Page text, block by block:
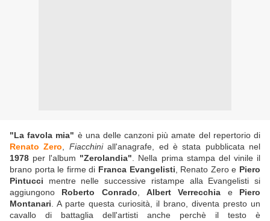
"La favola mia" è una delle canzoni più amate del repertorio di
Renato Zero
Fiacchiniall'anagrafe, ed è stata pubblicata nel
1978 per l'album "Zerolandia" . Nella prima stampa del vinile il
brano porta le firme di Franca Evangelisti , Renato Zero e Piero
Pintucci mentre nelle successive ristampe alla Evangelisti si
aggiungono Roberto Conrado ,Albert Verrecchia e Piero
Montanari . A parte questa curiosità, il brano, diventa presto un
cavallo di battaglia dell'artisti anche perchè il testo è